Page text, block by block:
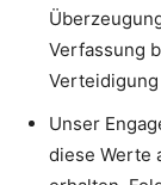
Verfassung
Unser
diese Werte